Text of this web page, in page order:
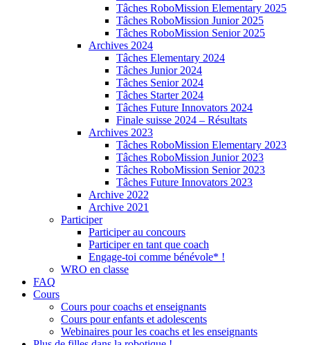
Tâches RoboMission Elementary 2025
Tâches RoboMission Junior 2025
Tâches RoboMission Senior 2025
Archives 2024
Tâches Elementary 2024
Tâches Junior 2024
Tâches Senior 2024
Tâches Starter 2024
Tâches Future Innovators 2024
Finale suisse 2024 – Résultats
Archives 2023
Tâches RoboMission Elementary 2023
Tâches RoboMission Junior 2023
Tâches RoboMission Senior 2023
Tâches Future Innovators 2023
Archive 2022
Archive 2021
Participer
Participer au concours
Participer en tant que coach
Engage-toi comme bénévole* !
WRO en classe
FAQ
Cours
Cours pour coachs et enseignants
Cours pour enfants et adolescents
Webinaires pour les coachs et les enseignants